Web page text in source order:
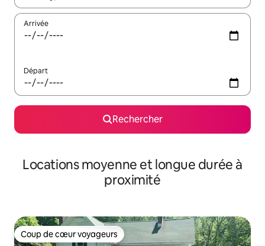
Arrivée
Départ
Rechercher
Locations moyenne et longue durée à
proximité
Coup de cœur voyageurs
Coup de cœur voyageurs